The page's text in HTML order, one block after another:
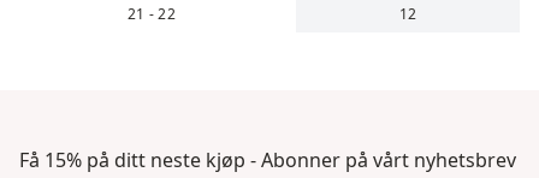
21 - 22
12
Få 15% på ditt neste kjøp - Abonner på vårt nyhetsbrev